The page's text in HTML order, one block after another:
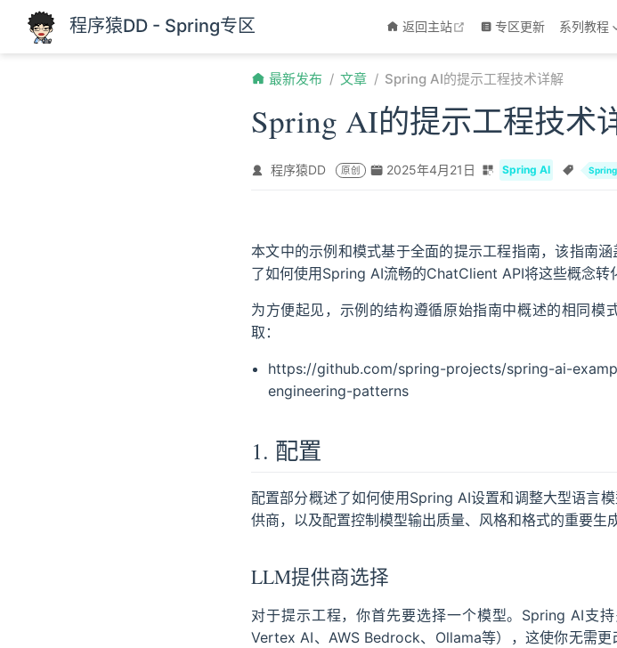
跳至主要內容
程序猿DD - Spring专区 返回主站 open in new window
专区更新 系列教程
最新发布 文章 Spring AI的提示工程技术详解
Spring AI的提示工程技术
程序猿DD 原创 2025年4月21日 Spring AI
本文中的示例和模式基于全面的提示工程指南，该指南
了如何使用Spring AI流畅的ChatClient API将这些概念转
为方便起见，示例的结构遵循原始指南中概述的相同模
取：
https://github.com/spring-projects/spring-ai-
engineering-patterns
1. 配置
配置部分概述了如何使用Spring AI设置和调整大型语言
供商，以及配置控制模型输出质量、风格和格式的重要生
LLM提供商选择
对于提示工程，你首先要选择一个模型。Spring AI支
Vertex AI、AWS Bedrock、Ollama等），这使你无需